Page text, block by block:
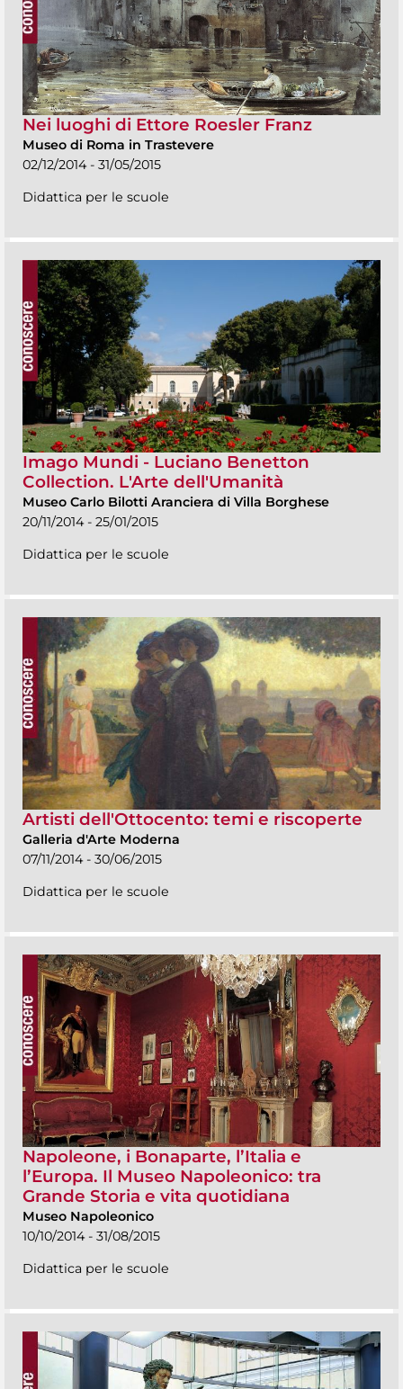
Nei luoghi di Ettore Roesler Franz
Museo di Roma in Trastevere
02/12/2014 - 31/05/2015
Didattica per le scuole
Imago Mundi - Luciano Benetton
Collection. L'Arte dell'Umanità
Museo Carlo Bilotti Aranciera di Villa Borghese
20/11/2014 - 25/01/2015
Didattica per le scuole
Artisti dell'Ottocento: temi e riscoperte
Galleria d'Arte Moderna
07/11/2014 - 30/06/2015
Didattica per le scuole
Napoleone, i Bonaparte, l’Italia e
l’Europa. Il Museo Napoleonico: tra
Grande Storia e vita quotidiana
Museo Napoleonico
10/10/2014 - 31/08/2015
Didattica per le scuole